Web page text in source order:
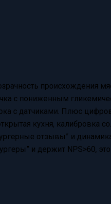
происхождения
с пониженным
с датчиками. Плюс
кухня, калибровка
отзывы” и
и держит NPS>60,